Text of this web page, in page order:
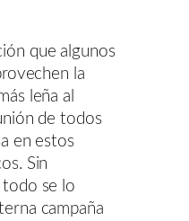
que algunos
la
leña al
de todos
en estos
Sin
todo se lo
campaña